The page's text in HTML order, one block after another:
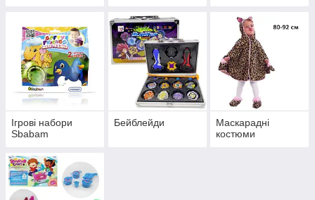
Ігрові набори
Sbabam
Бейблейди
Маскарадні
костюми